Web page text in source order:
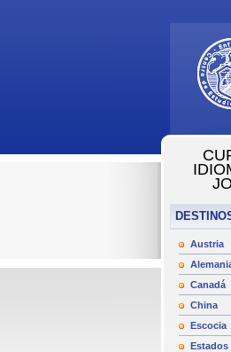
Austria
Canadá
China
Escocia
Estados